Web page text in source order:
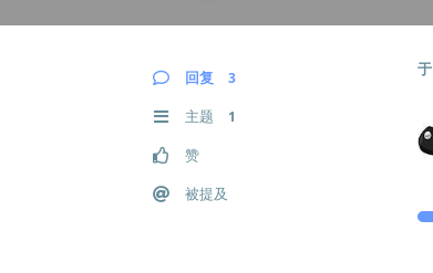
回复 3
主题 1
赞
被提及
于